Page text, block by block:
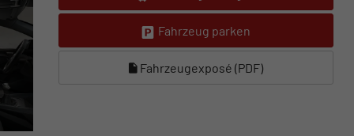
Fahrzeug parken
Fahrzeugexposé (PDF)